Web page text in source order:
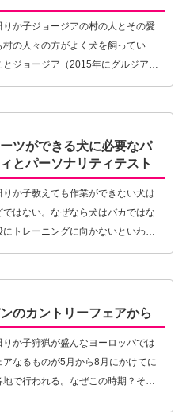
りか子ジョージアの村の人とその愛
村の人々の方がよく犬を飼ってい
とジョージア（2015年にグルジアは
ジアという名で記されることになっ
ーツができる犬に必要なパ
とパーソナリティテスト
りか子教えても作業ができない犬は
ではない。なぜなら犬はバカではな
にトレーニングに向かないといわれ
ドも、学習力は素晴らしい。そもそ
のカントリーフェアから
りか子狩猟が盛んなヨーロッパでは
アなるものが5月から8月にかけてに
地で行われる。なぜこの時期？それ